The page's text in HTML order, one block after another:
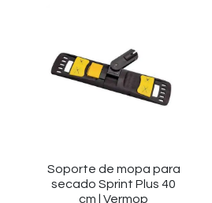
Soporte de mopa para
secado Sprint Plus 40
cm | Vermop